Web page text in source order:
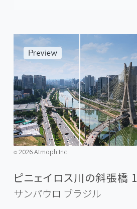
©️2026 Atmoph Inc.
ピニェイロス川の斜張橋 1
サンパウロ ブラジル